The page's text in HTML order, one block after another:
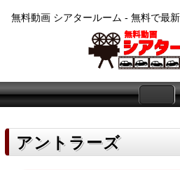
無料動画 シアタールーム - 無料で最
アントラーズ